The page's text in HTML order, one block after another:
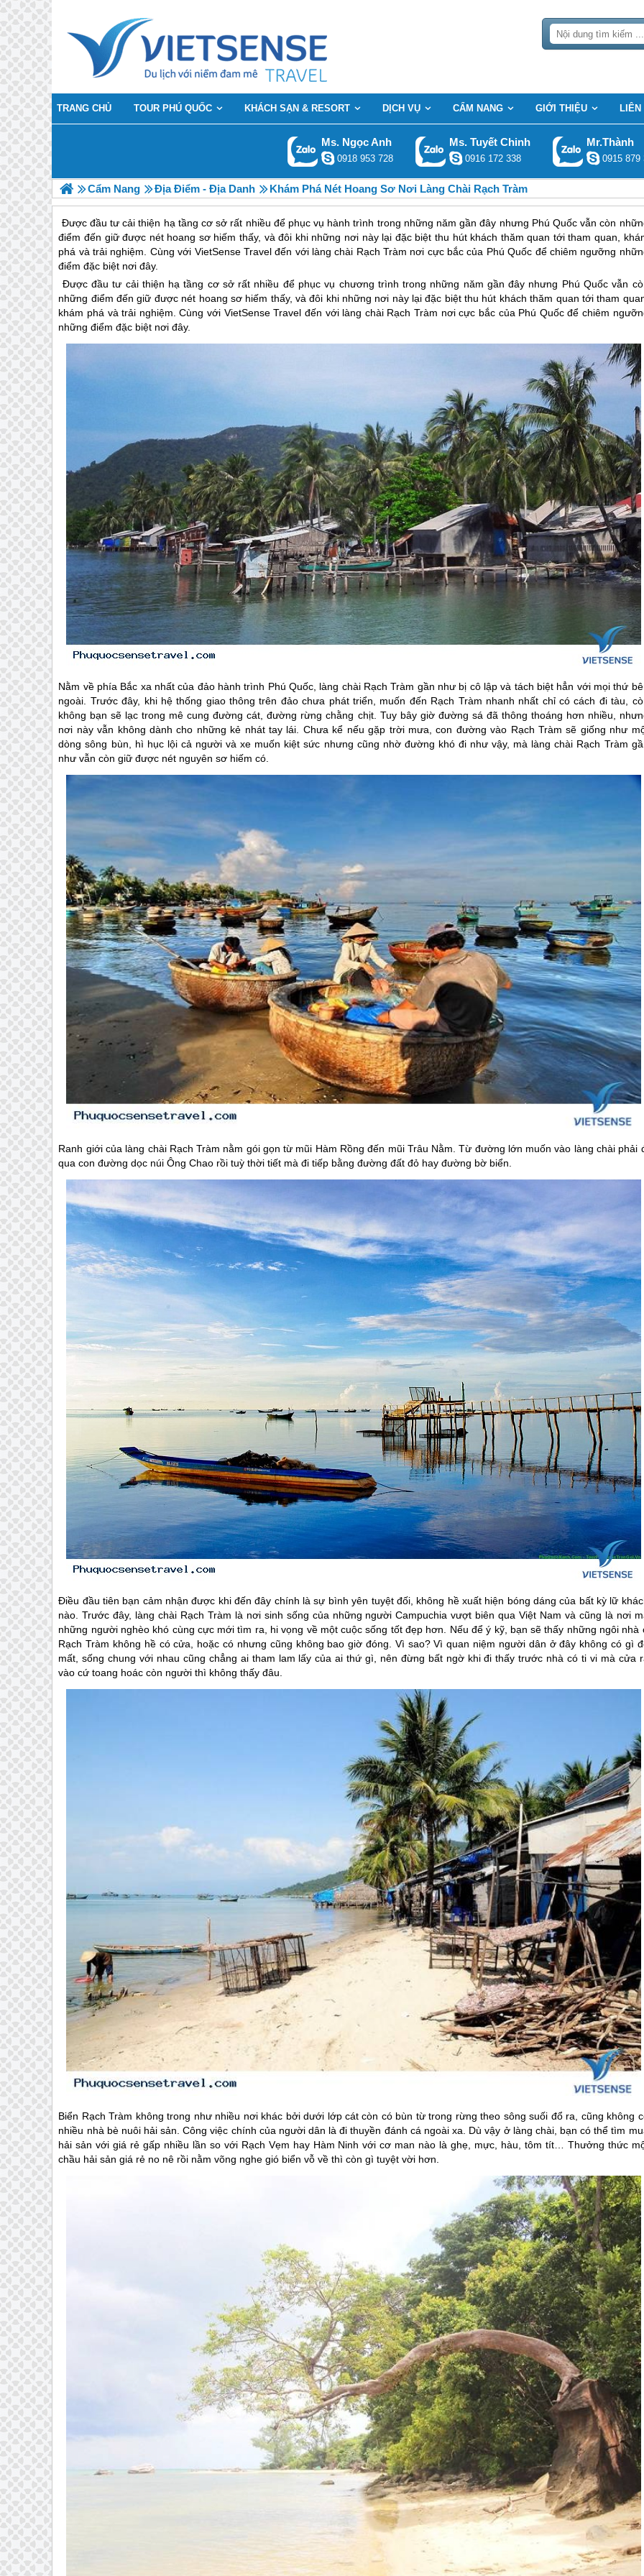
TRANG CHỦ TOUR PHÚ QUỐC KHÁCH SẠN & RESORT DỊCH VỤ CẨM NANG GIỚI THIỆU LIÊN
Ms. Ngọc Anh
0918 953 728
Ms. Tuyết Chinh
0916 172 338
Mr.Thành
0915 879
Cẩm Nang Địa Điểm - Địa Danh Khám Phá Nét Hoang Sơ Nơi Làng Chài Rạch Tràm
Được đầu tư cải thiện hạ tầng cơ sở rất nhiều để phục vụ hành trình trong những năm gần đây nhưng Phú Quốc vẫn còn
điểm đến giữ được nét hoang sơ hiếm thấy, và đôi khi những nơi này lại đặc biệt thu hút khách thăm quan tới tham quan,
phá và trải nghiệm. Cùng với VietSense Travel đến với làng chài Rạch Tràm nơi cực bắc của Phú Quốc để chiêm ngưỡng
điểm đặc biệt nơi đây.
Được đầu tư cải thiện hạ tầng cơ sở rất nhiều để phục vụ chương trình trong những năm gần đây nhưng Phú Quốc vẫn
những điểm đến giữ được nét hoang sơ hiếm thấy, và đôi khi những nơi này lại đặc biệt thu hút khách thăm quan tới tham
khám phá và trải nghiệm. Cùng với VietSense Travel đến với làng chài Rạch Tràm nơi cực bắc của Phú Quốcđể chiêm
những điểm đặc biệt nơi đây.
Nằm về phía Bắc xa nhất của đảo hành trình Phú Quốc, làng chài Rạch Tràm gần như bị cô lập và tách biệt hẳn với mọi thứ
ngoài. Trước đây, khi hệ thống giao thông trên đảo chưa phát triển, muốn đến Rạch Tràm nhanh nhất chỉ có cách đi tàu,
không bạn sẽ lạc trong mê cung đường cát, đường rừng chằng chịt. Tuy bây giờ đường sá đã thông thoáng hơn nhiều,
nơi này vẫn không dành cho những kẻ nhát tay lái. Chưa kể nếu gặp trời mưa, con đường vào Rạch Tràm sẽ giống như
dòng sông bùn, hì hục lội cả người và xe muốn kiệt sức nhưng cũng nhờ đường khó đi như vậy, mà làng chài Rạch Tràm
như vẫn còn giữ được nét nguyên sơ hiếm có.
Ranh giới của làng chài Rạch Tràm nằm gói gọn từ mũi Hàm Rồng đến mũi Trâu Nằm. Từ đường lớn muốn vào làng chài phải
qua con đường dọc núi Ông Chao rồi tuỳ thời tiết mà đi tiếp bằng đường đất đỏ hay đường bờ biển.
Điều đầu tiên bạn cảm nhận được khi đến đây chính là sự bình yên tuyệt đối, không hề xuất hiện bóng dáng của bất kỳ lữ
nào. Trước đây, làng chài Rạch Tràm là nơi sinh sống của những người Campuchia vượt biên qua Việt Nam và cũng là nơi
những người nghèo khó cùng cực mới tìm ra, hi vọng về một cuộc sống tốt đẹp hơn. Nếu để ý kỹ, bạn sẽ thấy những ngôi nhà
Rạch Tràm không hề có cửa, hoặc có nhưng cũng không bao giờ đóng. Vì sao? Vì quan niệm người dân ở đây không có gì
mất, sống chung với nhau cũng chẳng ai tham lam lấy của ai thứ gì, nên đừng bất ngờ khi đi thấy trước nhà có ti vi mà cửa
vào cứ toang hoác còn người thì không thấy đâu.
Biển Rạch Tràm không trong như nhiều nơi khác bởi dưới lớp cát còn có bùn từ trong rừng theo sông suối đổ ra, cũng không
nhiều nhà bè nuôi hải sản. Công việc chính của người dân là đi thuyền đánh cá ngoài xa. Dù vậy ở làng chài, bạn có thể tìm
hải sản với giá rẻ gấp nhiều lần so với Rạch Vẹm hay Hàm Ninh với cơ man nào là ghẹ, mực, hàu, tôm tít… Thưởng thức
chầu hải sản giá rẻ no nê rồi nằm võng nghe gió biển vỗ về thì còn gì tuyệt vời hơn.